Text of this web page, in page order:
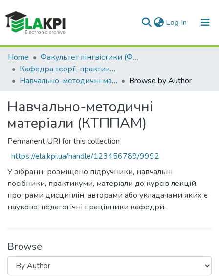
Log In (current)
Communities & Collections
All of DSpace
Home
Факультет лінгвістики (ФЛ)
Кафедра теорії, практики та перекладу англійської мови (КТППАМ)
Навчально-методичні матеріали (КТППАМ)
Browse by Author
Навчально-методичні
матеріали (КТППАМ)
Permanent URI for this collection
https://ela.kpi.ua/handle/123456789/9992
У зібранні розміщено підручники, навчальні
посібники, практикуми, матеріали до курсів лекцій,
програми дисциплін, авторами або укладачами яких є
науково-педагогічні працівники кафедри.
Browse